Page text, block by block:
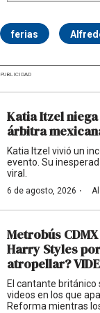
ferias
PUBLICIDAD
Katia Itzel
árbitra
Katia Itzel vivió un
evento. Su
viral.
6 de agosto, 2026 ·
Metrobús
Harry Styles
atropellar?
El cantante
videos en los que
Reforma mientras